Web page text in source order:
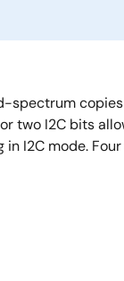
spectrum
two I2C bits
I2C mode.